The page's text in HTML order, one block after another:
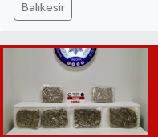
Balıkesir